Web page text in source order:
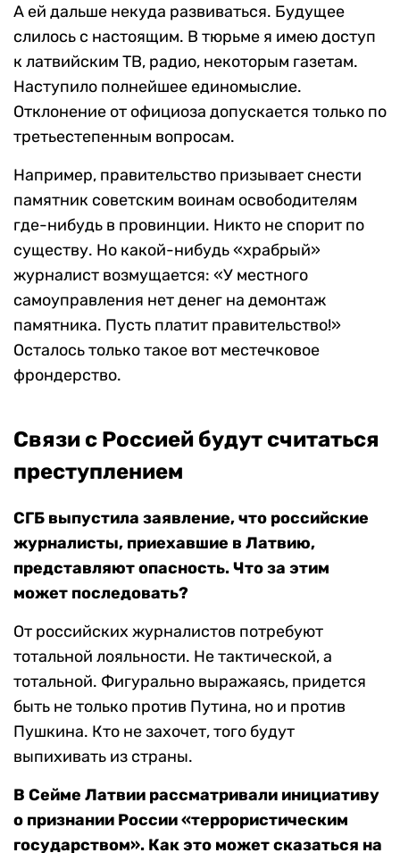
А ей дальше некуда развиваться. Будущее
слилось с настоящим. В тюрьме я имею доступ
к латвийским ТВ, радио, некоторым газетам.
Наступило полнейшее единомыслие.
Отклонение от официоза допускается только по
третьестепенным вопросам.
Например, правительство призывает снести
памятник советским воинам освободителям
где-нибудь в провинции. Никто не спорит по
существу. Но какой-нибудь «храбрый»
журналист возмущается: «У местного
самоуправления нет денег на демонтаж
памятника. Пусть платит правительство!»
Осталось только такое вот местечковое
фрондерство.
Связи с Россией будут считаться
преступлением
СГБ выпустила заявление, что российские
журналисты, приехавшие в Латвию,
представляют опасность. Что за этим
может последовать?
От российских журналистов потребуют
тотальной лояльности. Не тактической, а
тотальной. Фигурально выражаясь, придется
быть не только против Путина, но и против
Пушкина. Кто не захочет, того будут
выпихивать из страны.
В Сейме Латвии рассматривали инициативу
о признании России «террористическим
государством». Как это может сказаться на